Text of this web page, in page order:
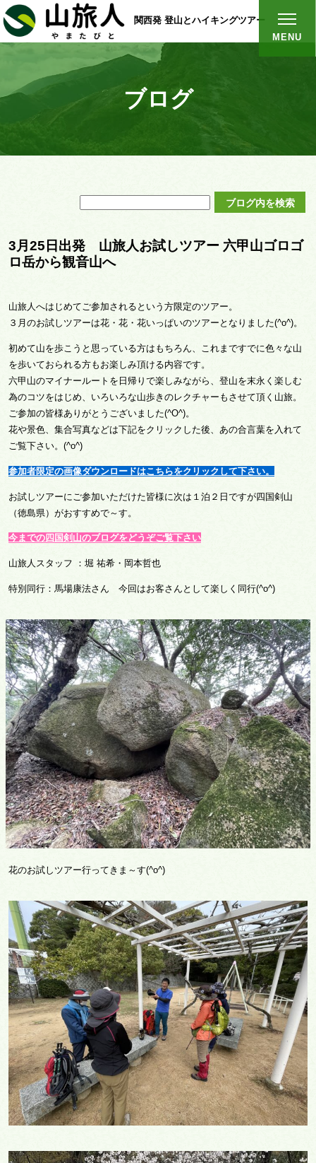
関西発 登山とハイキングツアー
MENU
ブログ
3月25日出発 山旅人お試しツアー 六甲山ゴロゴ
ロ岳から観音山へ
山旅人へはじめてご参加されるという方限定のツアー。
３月のお試しツアーは花・花・花いっぱいのツアーとなりました(^o^)。
初めて山を歩こうと思っている方はもちろん、これまですでに色々な山
を歩いておられる方もお楽しみ頂ける内容です。
六甲山のマイナールートを日帰りで楽しみながら、登山を末永く楽しむ
為のコツをはじめ、いろいろな山歩きのレクチャーもさせて頂く山旅。
ご参加の皆様ありがとうございました(^O^)。
花や景色、集合写真などは下記をクリックした後、あの合言葉を入れて
ご覧下さい。(^o^)
参加者限定の画像ダウンロードはこちらをクリックして下さい。
お試しツアーにご参加いただけた皆様に次は１泊２日ですが四国剣山
（徳島県）がおすすめで～す。
今までの四国剣山のブログをどうぞご覧下さい
山旅人スタッフ ：堀 祐希・岡本哲也
特別同行：馬場康法さん 今回はお客さんとして楽しく同行(^o^)
花のお試しツアー行ってきま～す(^o^)